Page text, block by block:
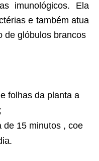
imunológicos. Ela
e também atua
de glóbulos brancos
folhas da planta a
de 15 minutos , coe